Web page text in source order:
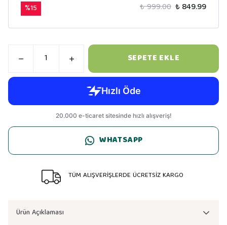
%15 ₺ 999.00 ₺ 849.99
SEPETE EKLE
WHATSAPP
TÜM ALIŞVERİŞLERDE ÜCRETSİZ KARGO
Ürün Açıklaması